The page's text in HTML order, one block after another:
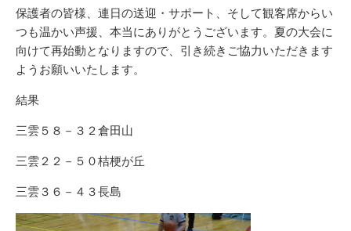
保護者の皆様、連日の送迎・サポート、そして観客席からい
つも温かい声援、本当にありがとうございます。夏の大会に
向けて再始動となりますので、引き続きご協力いただきます
ようお願いいたします。
結果
三雲５８－３２倉田山
三雲２２－５０桔梗が丘
三雲３６－４３長島